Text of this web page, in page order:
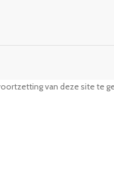
van deze site te